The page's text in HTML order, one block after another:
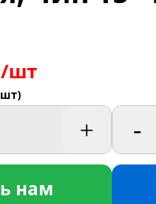
шт
+
нам
-